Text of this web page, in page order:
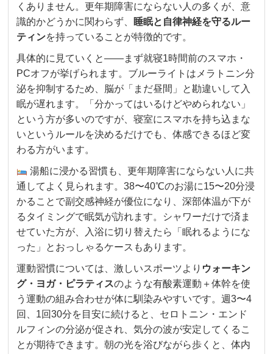
くありません。更年期障害にならない人の多くが、意
識的かどうかに関わらず、
睡眠と自律神経を守るルー
ティンを持っていることが特徴的です。
具体的に見ていくと——まず就寝1時間前のスマホ・
PCオフが挙げられます。ブルーライトはメラトニン分
泌を抑制するため、脳が「まだ昼間」と勘違いして入
眠が遅れます。「分かってはいるけどやめられない」
という方が多いのですが、寝室にスマホを持ち込まな
いというルールを決めるだけでも、体感できるほど変
わる方がいます。
湯船に浸かる習慣も、更年期障害にならない人に共
通してよく見られます。38〜40℃のお湯に15〜20分浸
かることで副交感神経が優位になり、深部体温が下が
るタイミングで眠気が訪れます。シャワーだけで済ま
せていた方が、入浴に切り替えたら「眠れるようにな
った」とおっしゃるケースもあります。
運動習慣については、激しいスポーツより ウォーキン
グ・ヨガ・ピラティスのような有酸素運動＋体幹を使
う運動の組み合わせが体に馴染みやすいです。週3〜4
回、1回30分を目安に続けると、セロトニン・エンド
ルフィンの分泌が促され、気分の波が安定してくるこ
とが期待できます。朝の光を浴びながら歩くと、体内